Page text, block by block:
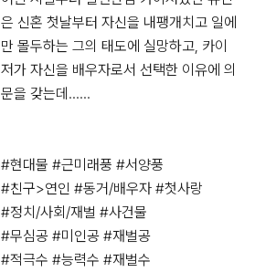
은 신혼 첫날부터 자신을 내팽개치고 일에
만 몰두하는 그의 태도에 실망하고, 카이
저가 자신을 배우자로서 선택한 이유에 의
문을 갖는데......
#현대물 #근미래풍 #서양풍
#친구>연인 #동거/배우자 #첫사랑
#정치/사회/재벌 #사건물
#무심공 #미인공 #재벌공
#적극수 #능력수 #재벌수